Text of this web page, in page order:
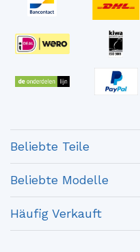
Beliebte Teile
Beliebte Modelle
Häufig Verkauft